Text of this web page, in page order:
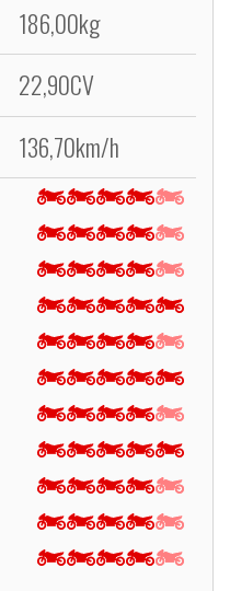
186,00kg
22,90CV
136,70km/h